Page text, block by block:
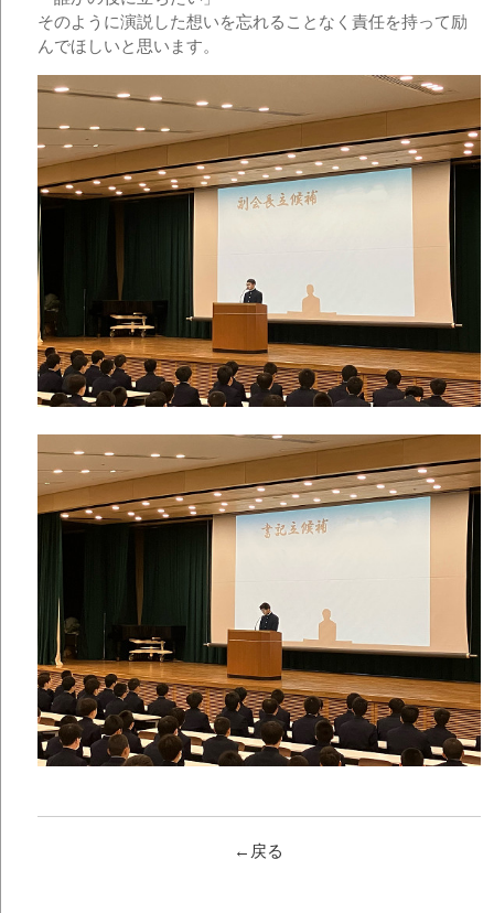
そのように演説した想いを忘れることなく責任を持って励
んでほしいと思います。
←戻る